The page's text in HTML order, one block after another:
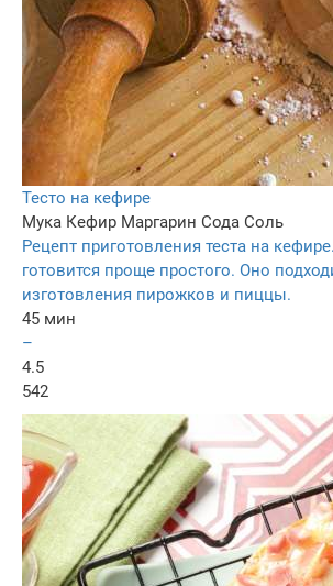
Тесто на кефире
Мука Кефир Маргарин Сода Соль
Рецепт приготовления теста на
готовится проще простого. Оно
изготовления пирожков и пиццы.
45 мин
–
4.5
542